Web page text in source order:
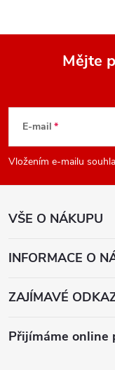
p
a
Mějte
E-mail
Vložením e-mailu
VŠE O NÁKUPU
INFORMACE O
ZAJÍMAVÉ
Přijímáme online